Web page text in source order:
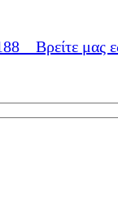
Βρείτε μας